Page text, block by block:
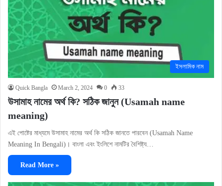
ইসলামিক নাম
Quick Bangla March 2, 2024 0 33
উসামাহ নামের অর্থ কি? সঠিক জানুন (Usamah name
meaning)
এই পোষ্টের মাধ্যমে উসামাহ নামের অর্থ কি সঠিক জানতে পারবেন (Usamah Name
Meaning In Bengali)। বাংলা এবং ইংলিশে নামটির বৈশিষ্ট্য…
Read More »